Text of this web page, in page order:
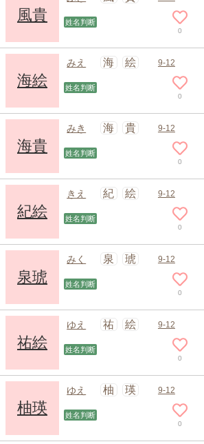
風貴 姓名判断
0
海絵
みえ 海 絵 9-12
姓名判断
0
海貴
みき 海 貴 9-12
姓名判断
0
紀絵
きえ 紀 絵 9-12
姓名判断
0
泉琥
みく 泉 琥 9-12
姓名判断
0
祐絵
ゆえ 祐 絵 9-12
姓名判断
0
柚瑛
ゆえ 柚 瑛 9-12
姓名判断
0